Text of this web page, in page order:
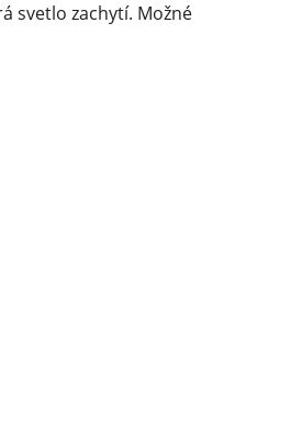
svetlo zachytí. Možné